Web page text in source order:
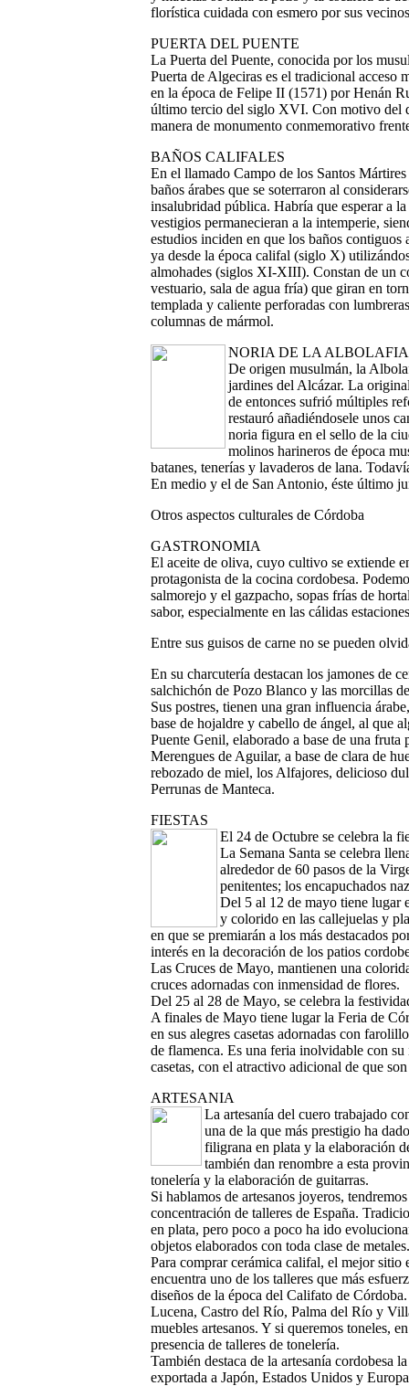
florística cuidada con esmero por sus
PUERTA DEL PUENTE
La Puerta del Puente, conocida por los
Puerta de Algeciras es el tradicional acceso
en la época de Felipe II (1571) por Henán
último tercio del siglo XVI. Con motivo del
manera de monumento conmemorativo
BAÑOS CALIFALES
En el llamado Campo de los Santos
baños árabes que se soterraron al
insalubridad pública. Habría que esperar a
vestigios permanecieran a la intemperie,
estudios inciden en que los baños contiguos
ya desde la época califal (siglo X)
almohades (siglos XI-XIII). Constan de un
vestuario, sala de agua fría) que giran en
templada y caliente perforadas con
columnas de mármol.
NORIA DE LA ALBOLAFIA
De origen musulmán, la
jardines del Alcázar. La
de entonces sufrió múltiples
restauró añadiéndosele unos
noria figura en el sello de la
molinos harineros de época
batanes, tenerías y lavaderos de lana.
En medio y el de San Antonio, éste último
Otros aspectos culturales de Córdoba
GASTRONOMIA
El aceite de oliva, cuyo cultivo se extiende
protagonista de la cocina cordobesa.
salmorejo y el gazpacho, sopas frías de
sabor, especialmente en las cálidas
Entre sus guisos de carne no se pueden
En su charcutería destacan los jamones de
salchichón de Pozo Blanco y las morcillas
Sus postres, tienen una gran influencia
base de hojaldre y cabello de ángel, al que
Puente Genil, elaborado a base de una fruta
Merengues de Aguilar, a base de clara de
rebozado de miel, los Alfajores, delicioso
Perrunas de Manteca.
FIESTAS
El 24 de Octubre se celebra la
La Semana Santa se celebra
alrededor de 60 pasos de la
penitentes; los encapuchados
Del 5 al 12 de mayo tiene lugar
y colorido en las callejuelas y
en que se premiarán a los más destacados
interés en la decoración de los patios
Las Cruces de Mayo, mantienen una
cruces adornadas con inmensidad de flores.
Del 25 al 28 de Mayo, se celebra la
A finales de Mayo tiene lugar la Feria de
en sus alegres casetas adornadas con
de flamenca. Es una feria inolvidable con
casetas, con el atractivo adicional de que
ARTESANIA
La artesanía del cuero trabajado
una de la que más prestigio ha
filigrana en plata y la elaboración
también dan renombre a esta
tonelería y la elaboración de guitarras.
Si hablamos de artesanos joyeros,
concentración de talleres de España.
en plata, pero poco a poco ha ido
objetos elaborados con toda clase de metales.
Para comprar cerámica califal, el mejor sitio
encuentra uno de los talleres que más
diseños de la época del Califato de Córdoba.
Lucena, Castro del Río, Palma del Río y
muebles artesanos. Y si queremos toneles,
presencia de talleres de tonelería.
También destaca de la artesanía cordobesa
exportada a Japón, Estados Unidos y